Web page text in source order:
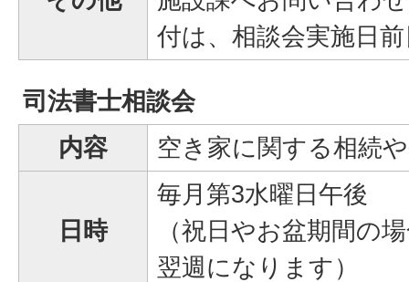
付は、相談会実施日
司法書士相談会
内容
空き家に関する相続
日時
毎月第3水曜日午後
（祝日やお盆期間の
翌週になります）